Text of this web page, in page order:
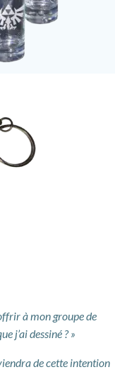
à mon groupe de
j’ai dessiné ? »
de cette intention